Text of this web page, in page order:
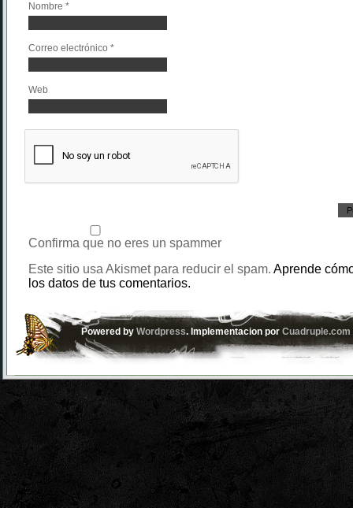
Nombre *
Correo electrónico *
Web
Confirma que no eres un spammer
Este sitio usa Akismet para reducir el spam. Aprende
los datos de tus comentarios.
Powered byWordpress. Implementacion porCuadruple.com